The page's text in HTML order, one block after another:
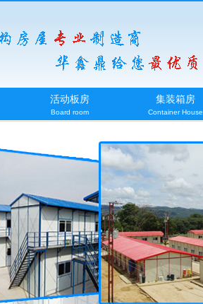
活动板房
Board room
集装箱房
Container House